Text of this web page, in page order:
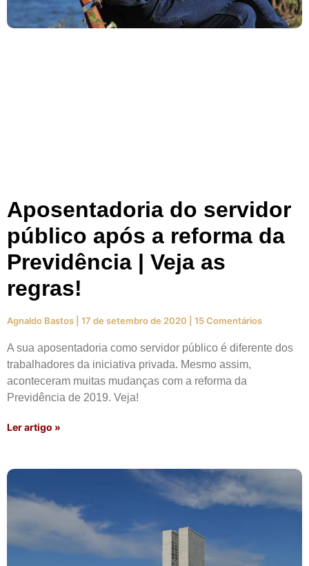
Aposentadoria do servidor
público após a reforma da
Previdência | Veja as
regras!
Agnaldo Bastos 17 de setembro de 2020 15 Comentários
A sua aposentadoria como servidor público é diferente dos
trabalhadores da iniciativa privada. Mesmo assim,
aconteceram muitas mudanças com a reforma da
Previdência de 2019. Veja!
Ler artigo »